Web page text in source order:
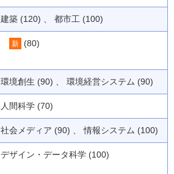
建築 (120) 、 都市工 (100)
新 (80)
環境創生 (90) 、 環境経営システム (90)
人間科学 (70)
社会メディア (90) 、 情報システム (100)
デザイン・データ科学 (100)